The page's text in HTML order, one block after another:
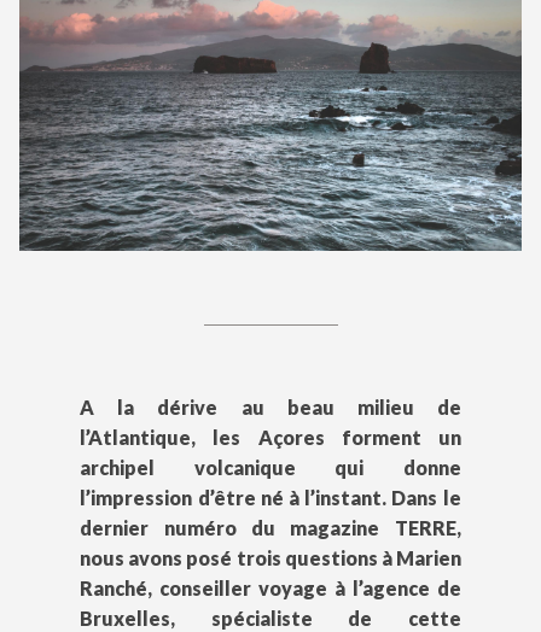
A la dérive au beau milieu de
l’Atlantique, les Açores forment un
archipel volcanique qui donne
l’impression d’être né à l’instant. Dans le
dernier numéro du magazine TERRE,
nous avons posé trois questions à Marien
Ranché, conseiller voyage à l’agence de
Bruxelles, spécialiste de cette